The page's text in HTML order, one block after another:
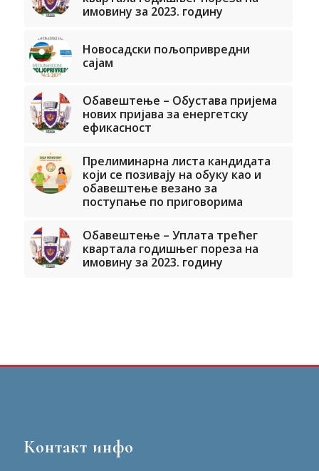
имовину за 2023. годину
Новосадски пољопривредни
сајам
Обавештење – Обустава пријема
нових пријава за енергетску
ефикасност
Прелиминарна листа кандидата
који се позивају на обуку као и
обавештење везано за
поступање по приговорима
Обавештење – Уплата трећег
квартала годишњег пореза на
имовину за 2023. годину
Контакт инфо